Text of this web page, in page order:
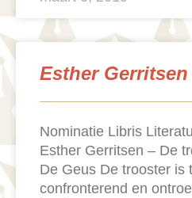
Esther
Nominatie Libris
Esther Gerritsen – De
De Geus De trooster is
confronterend en